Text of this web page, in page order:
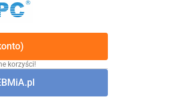
korzyści!